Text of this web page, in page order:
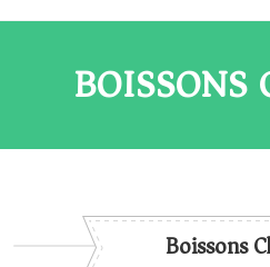
BOISSONS
Boissons